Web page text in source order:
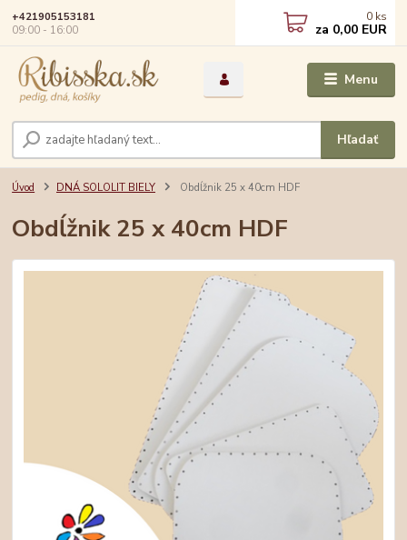
Menu
Hľadať
+421905153181
09:00 - 16:00
0 ks
za 0,00 EUR
Úvod DNÁ SOLOLIT BIELY Obdĺžnik 25 x 40cm HDF
Obdĺžnik 25 x 40cm HDF